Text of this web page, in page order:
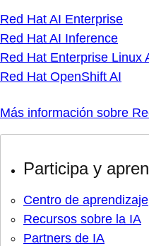
Red Hat AI Enterprise
Red Hat AI Inference
Red Hat Enterprise Linux
Red Hat OpenShift AI
Más información sobre
Participa y
Centro de aprendizaje
Recursos sobre la IA
Partners de IA